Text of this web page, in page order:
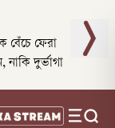
বেঁচে ফেরা
দুর্ভাগা